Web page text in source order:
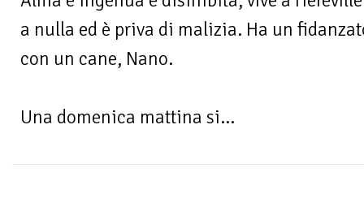
a nulla ed è priva di malizia. Ha un
con un cane, Nano.
Una domenica mattina si...